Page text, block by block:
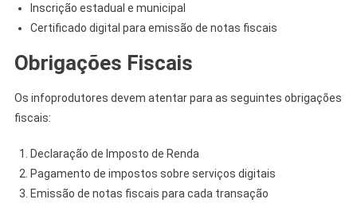
Inscrição estadual e municipal
Certificado digital para emissão de notas fiscais
Obrigações Fiscais
Os infoprodutores devem atentar para as seguintes obrigações
fiscais:
Declaração de Imposto de Renda
Pagamento de impostos sobre serviços digitais
Emissão de notas fiscais para cada transação